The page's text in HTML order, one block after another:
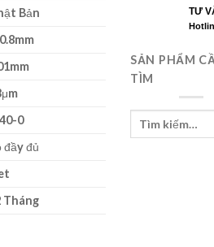
Bản
0
đầy đủ
Tháng
TƯ
SẢN PHẨM
TÌM